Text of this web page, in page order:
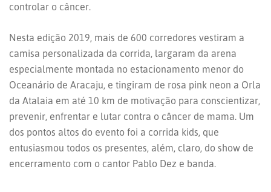
controlar o câncer.
Nesta edição 2019, mais de 600 corredores vestiram a
camisa personalizada da corrida, largaram da arena
especialmente montada no estacionamento menor do
Oceanário de Aracaju, e tingiram de rosa pink neon a Orla
da Atalaia em até 10 km de motivação para conscientizar,
prevenir, enfrentar e lutar contra o câncer de mama. Um
dos pontos altos do evento foi a corrida kids, que
entusiasmou todos os presentes, além, claro, do show de
encerramento com o cantor Pablo Dez e banda.